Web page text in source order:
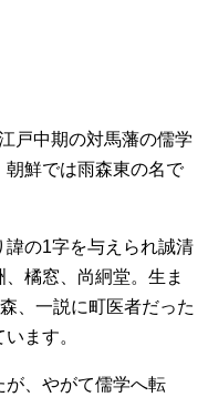
戸中期の対馬藩の儒学
鮮では雨森東の名で
の1字を与えられ誠清
橘窓、尚絅堂。生ま
、一説に町医者だった
ます。
が、やがて儒学へ転